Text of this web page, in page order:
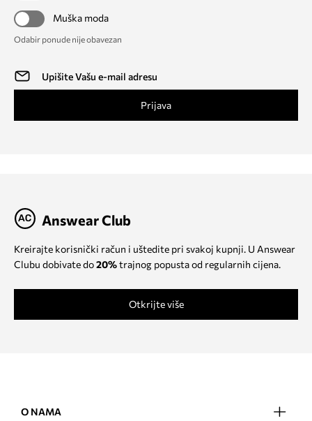
Muška moda
Odabir ponude nije obavezan
Prijava
Answear Club
Kreirajte korisnički račun i uštedite pri svakoj kupnji. U Answear
Clubu dobivate do20%trajnog popusta od regularnih cijena.
Otkrijte više
O NAMA